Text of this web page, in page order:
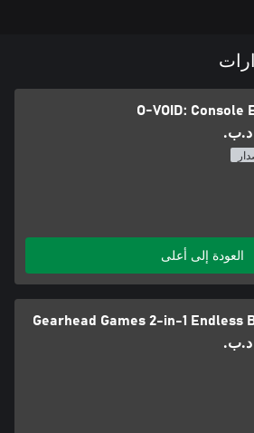
O-VOID: Console
العودة إلى أعلى
Gearhead Games 2-in-1 Endless